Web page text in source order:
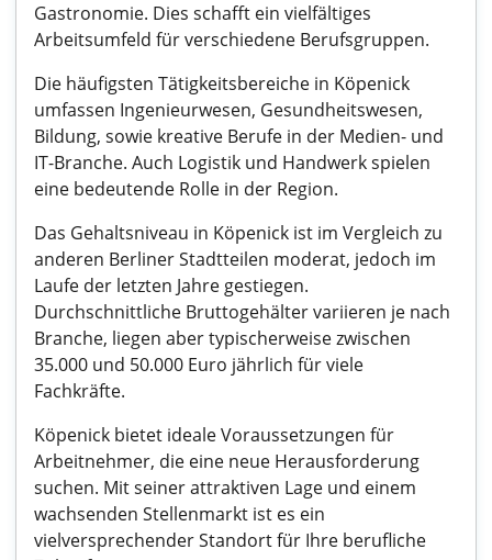
Gastronomie. Dies schafft ein vielfältiges
Arbeitsumfeld für verschiedene Berufsgruppen.
Die häufigsten Tätigkeitsbereiche in Köpenick
umfassen Ingenieurwesen, Gesundheitswesen,
Bildung, sowie kreative Berufe in der Medien- und
IT-Branche. Auch Logistik und Handwerk spielen
eine bedeutende Rolle in der Region.
Das Gehaltsniveau in Köpenick ist im Vergleich zu
anderen Berliner Stadtteilen moderat, jedoch im
Laufe der letzten Jahre gestiegen.
Durchschnittliche Bruttogehälter variieren je nach
Branche, liegen aber typischerweise zwischen
35.000 und 50.000 Euro jährlich für viele
Fachkräfte.
Köpenick bietet ideale Voraussetzungen für
Arbeitnehmer, die eine neue Herausforderung
suchen. Mit seiner attraktiven Lage und einem
wachsenden Stellenmarkt ist es ein
vielversprechender Standort für Ihre berufliche